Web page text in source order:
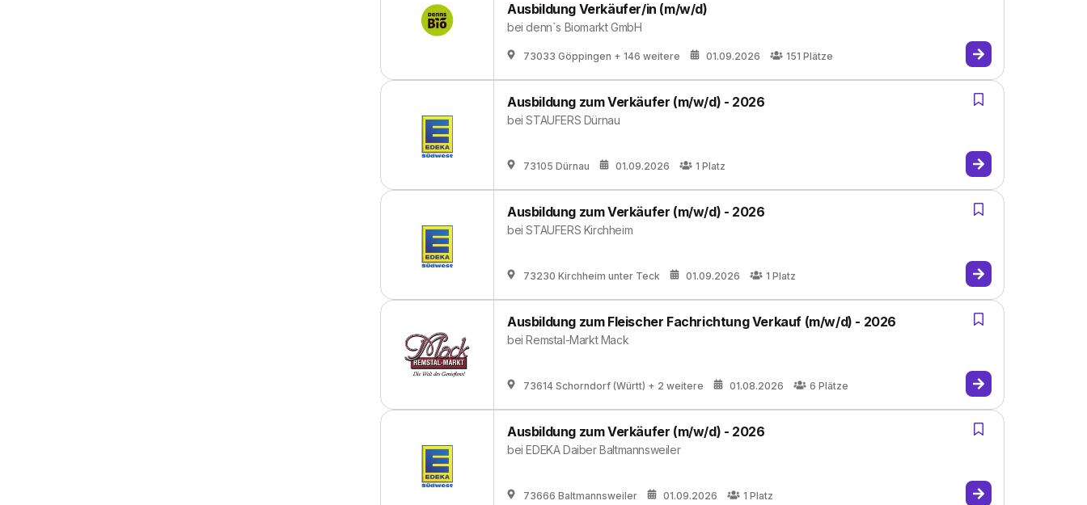
Ausbildung Verkäufer/in (m/w/d)
beidenn`s Biomarkt GmbH
73033 Göppingen + 146 weitere 01.09.2026 151 Plätze
Ausbildung zum Verkäufer (m/w/d) - 2026
beiSTAUFERS Dürnau
73105 Dürnau 01.09.2026 1 Platz
Ausbildung zum Verkäufer (m/w/d) - 2026
beiSTAUFERS Kirchheim
73230 Kirchheim unter Teck 01.09.2026 1 Platz
Ausbildung zum Fleischer Fachrichtung Verkauf (m/w/d) - 2026
beiRemstal-Markt Mack
73614 Schorndorf (Württ) + 2 weitere 01.08.2026 6 Plätze
Ausbildung zum Verkäufer (m/w/d) - 2026
beiEDEKA Daiber Baltmannsweiler
73666 Baltmannsweiler 01.09.2026 1 Platz